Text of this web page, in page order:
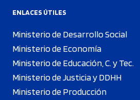
ENLACES ÚTILES
Ministerio de Desarrollo Social
Ministerio de Economía
Ministerio de Educación, C. y Tec.
Ministerio de Justicia y DDHH
Ministerio de Producción